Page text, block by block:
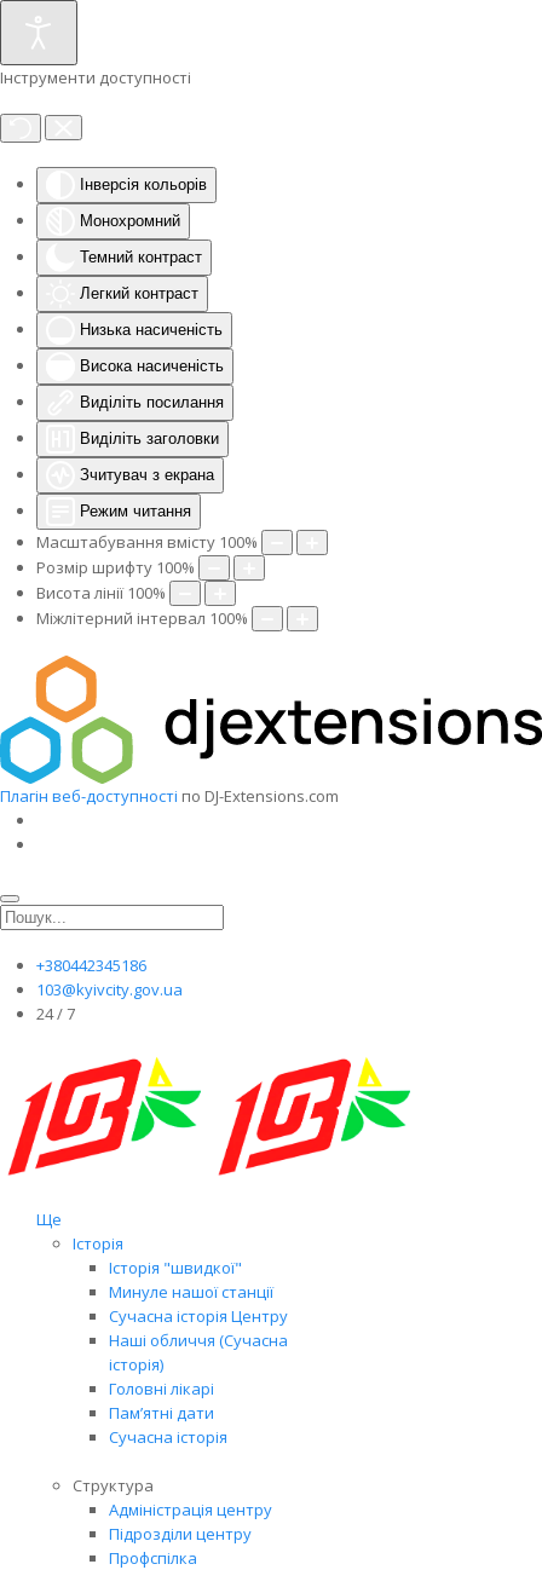
Інструменти доступності
Інверсія кольорів
Монохромний
Темний контраст
Легкий контраст
Низька насиченість
Висока насиченість
Виділіть посилання
Виділіть заголовки
Зчитувач з екрана
Режим читання
Масштабування вмісту 100%
Розмір шрифту 100%
Висота лінії 100%
Міжлітерний інтервал 100%
Плагін веб-доступності по DJ-Extensions.com
+380442345186
103@kyivcity.gov.ua
24 / 7
Ще
Історія
Історія "швидкої"
Минуле нашої станції
Сучасна історія Центру
Наші обличчя (Сучасна
історія)
Головні лікарі
Пам’ятні дати
Сучасна історія
Структура
Адміністрація центру
Підрозділи центру
Профспілка